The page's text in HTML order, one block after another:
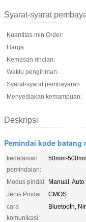
Syarat-syarat
Kuantitas min Order:
Harga:
Kemasan rincian:
Waktu pengiriman:
Syarat-syarat pembayaran:
Menyediakan kemampuan:
Deskripsi
Pemindai kode batang
kedalaman
pemindaian:
50mm-
Modus pindai: Manual, Auto
Jenis Pindai:
CMOS
cara
komunikasi:
Bluetooth,